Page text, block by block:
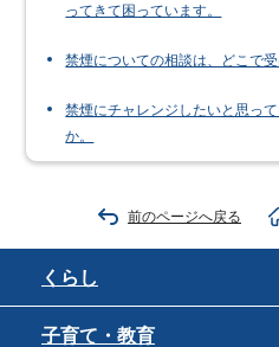
ってきて困っています。
禁煙についての相談は、どこで
禁煙にチャレンジしたいと思っ
か。
前のページへ戻る
くらし
子育て・教育